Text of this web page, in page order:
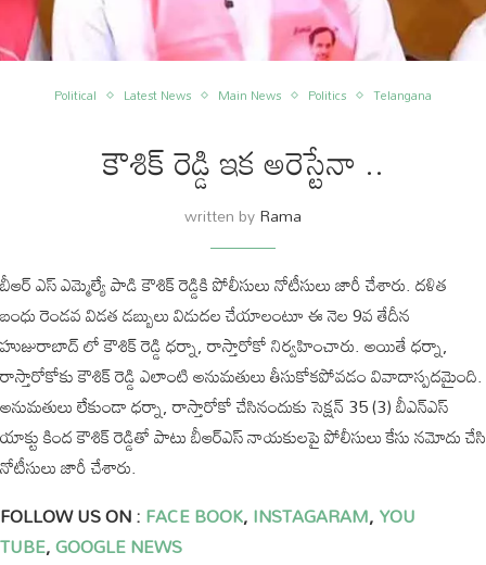
Political Latest News Main News Politics Telangana
కౌశిక్ రెడ్డి ఇక అరెస్టేనా ..
written byRama
బీఆర్ ఎస్ ఎమ్మెల్యే పాడి కౌశిక్ రెడ్డికి పోలీసులు నోటీసులు జారీ చేశారు. దళిత
బంధు రెండవ విడత డబ్బులు విడుదల చేయాలంటూ ఈ నెల 9వ తేదీన
హుజురాబాద్ లో కౌశిక్ రెడ్డి ధర్నా, రాస్తారోకో నిర్వహించారు. అయితే ధర్నా,
రాస్తారోకోకు కౌశిక్ రెడ్డి ఎలాంటి అనుమతులు తీసుకోకపోవడం వివాదాస్పదమైంది.
అనుమతులు లేకుండా ధర్నా, రాస్తారోకో చేసినందుకు సెక్షన్ 35 (3) బీఎన్ఎస్
యాక్టు కింద కౌశిక్ రెడ్డితో పాటు బీఆర్ఎస్ నాయకులపై పోలీసులు కేసు నమోదు చేసి
నోటీసులు జారీ చేశారు.
FOLLOW US ON :FACE BOOK,INSTAGARAM,YOU
TUBE,GOOGLE NEWS